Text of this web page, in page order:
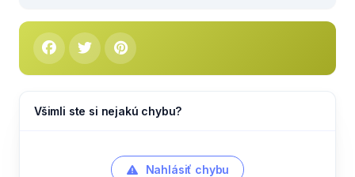
Všimli ste si nejakú chybu?
Nahlásiť chybu